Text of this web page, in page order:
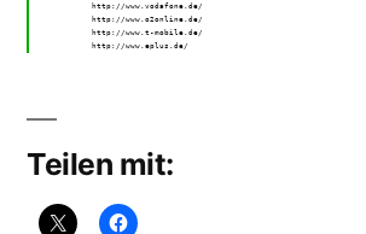
http://www.vodafone.de/
http://www.o2online.de/
http://www.t-mobile.de/
http://www.eplus.de/
Teilen mit: